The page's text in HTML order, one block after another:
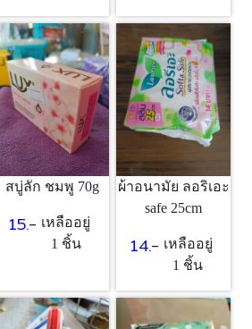
สบู่ลัก ชมพู 70g
15.- เหลืออยู่
1 ชิ้น
ผ้าอนามัย ลอริเอะ
safe 25cm
14.- เหลืออยู่
1 ชิ้น